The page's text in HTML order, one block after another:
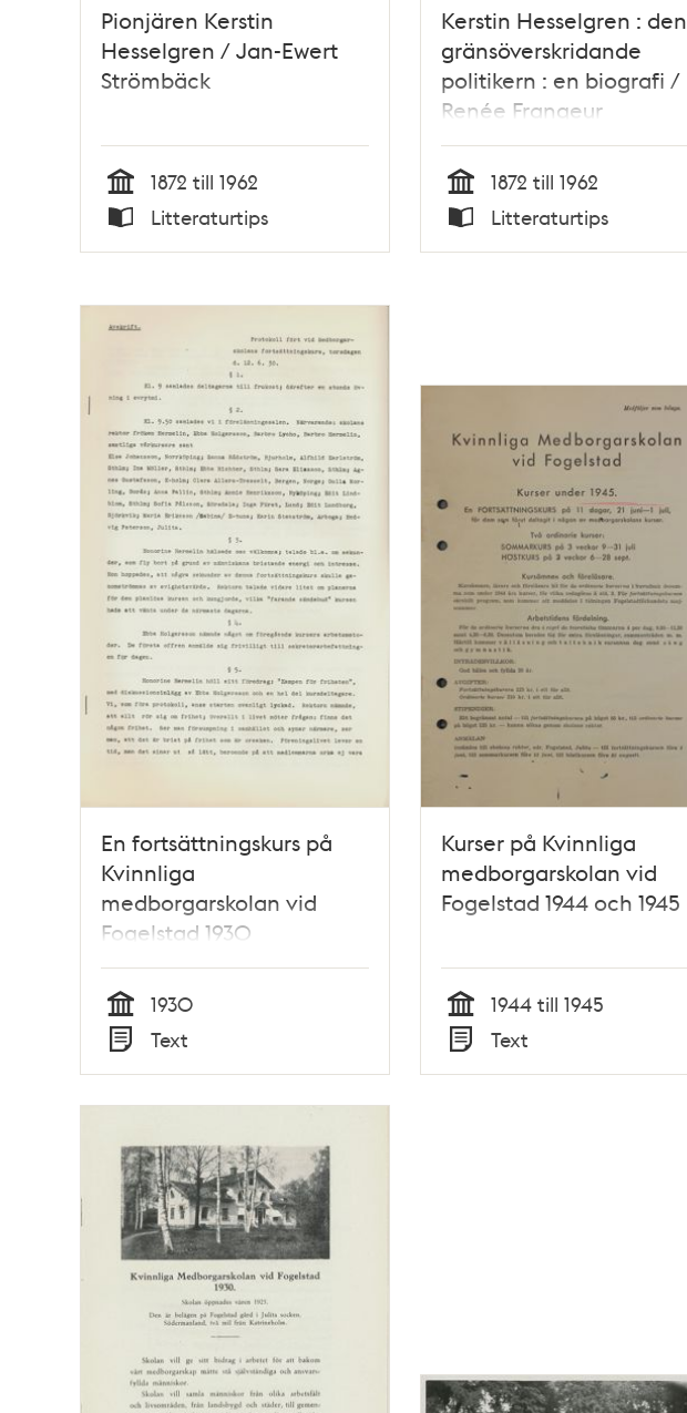
Pionjären Kerstin
Hesselgren / Jan-Ewert
Strömbäck
Tid
1872 till 1962
Typ
Litteraturtips
Kerstin Hesselgren : den
gränsöverskridande
politikern : en biografi /
Renée Frangeur
Tid
1872 till 1962
Typ
Litteraturtips
En fortsättningskurs på
Kvinnliga
medborgarskolan vid
Fogelstad 1930
Tid
1930
Typ
Text
Kurser på Kvinnliga
medborgarskolan vid
Fogelstad 1944 och 1945
Tid
1944 till 1945
Typ
Text